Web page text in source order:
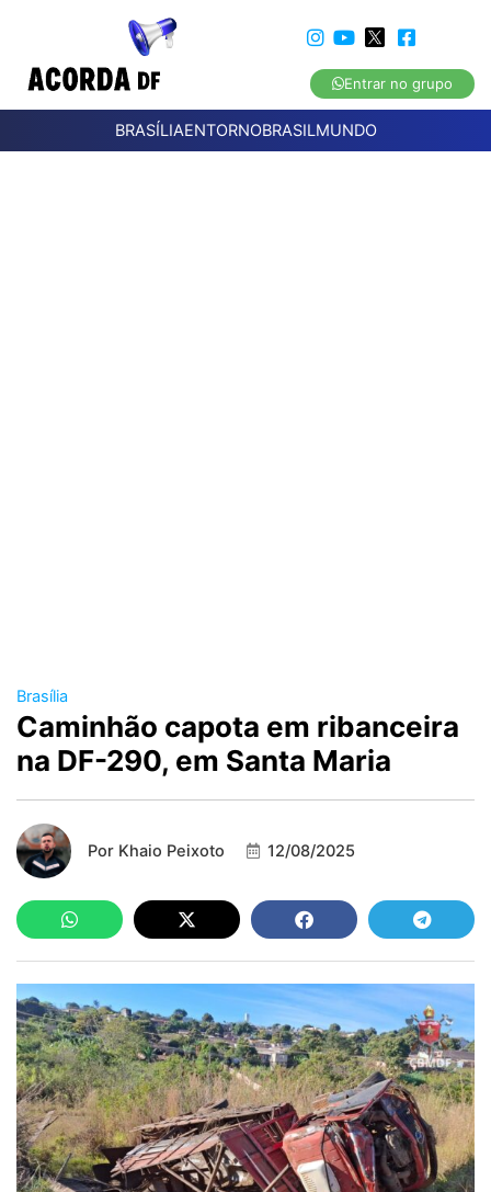
Entrar no grupo
BRASÍLIAENTORNOBRASILMUNDO
Brasília
Caminhão capota em ribanceira
na DF-290, em Santa Maria
Por Khaio Peixoto 12/08/2025